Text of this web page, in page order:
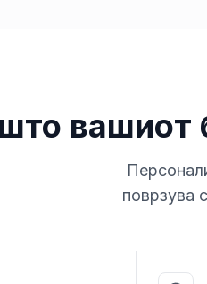
вашиот
поврзува